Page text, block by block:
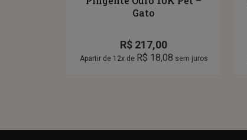
Gato
R$ 217,00
Apartir de 12x de R$ 18,08 sem juros